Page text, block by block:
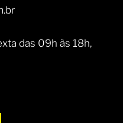
das 09h às 18h,